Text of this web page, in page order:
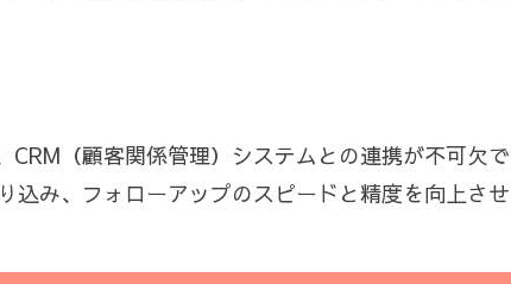
（顧客関係管理）システムとの連携が不可欠で
み、フォローアップのスピードと精度を向上させ